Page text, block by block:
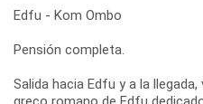
Edfu - Kom Ombo
Pensión completa.
Salida hacia Edfu y a la